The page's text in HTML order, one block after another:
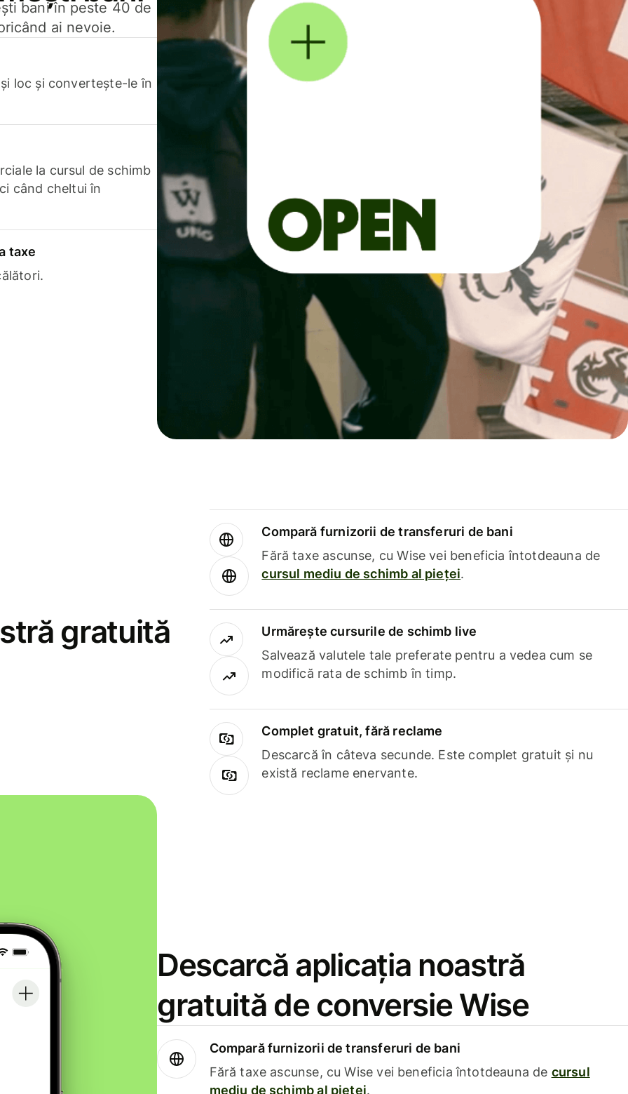
bani în peste 40 de
ai nevoie.
loc și convertește-le în
la cursul de schimb
când cheltui în
taxe
gratuită
Compară furnizorii de transferuri de bani
Fără taxe ascunse, cu Wise vei beneficia întotdeauna de
cursul mediu de schimb al pieței.
Urmărește cursurile de schimb live
Salvează valutele tale preferate pentru a vedea cum se
modifică rata de schimb în timp.
Complet gratuit, fără reclame
Descarcă în câteva secunde. Este complet gratuit și nu
există reclame enervante.
Descarcă aplicația noastră
gratuită de conversie Wise
Compară furnizorii de transferuri de bani
Fără taxe ascunse, cu Wise vei beneficia întotdeauna de cursul
mediu de schimb al pieței.